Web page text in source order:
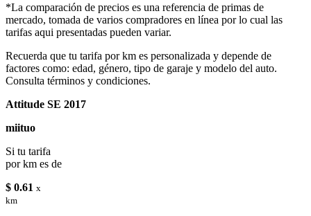
*La comparación de precios es una referencia de primas de
mercado, tomada de varios compradores en línea por lo cual las
tarifas aqui presentadas pueden variar.
Recuerda que tu tarifa por km es personalizada y depende de
factores como: edad, género, tipo de garaje y modelo del auto.
Consulta términos y condiciones.
Attitude SE 2017
miituo
Si tu tarifa
por km es de
$ 0.61 x
km